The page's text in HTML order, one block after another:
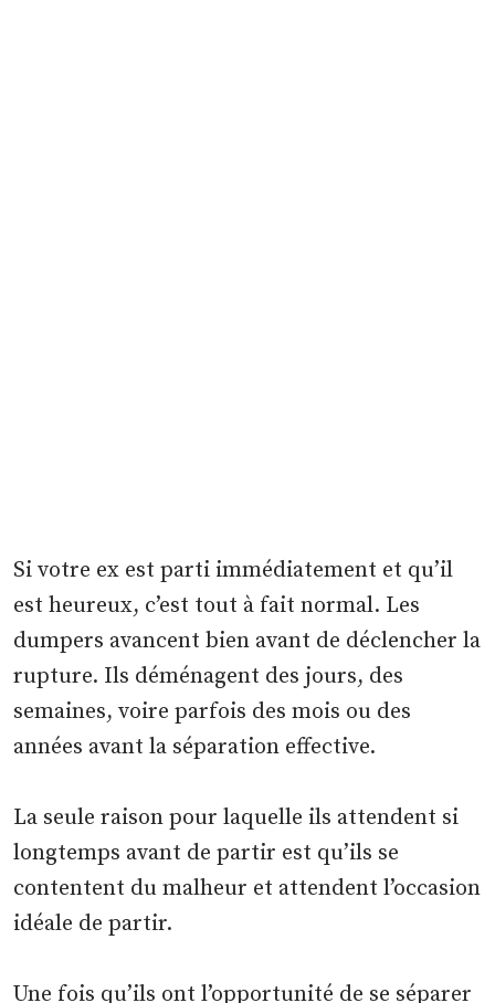
Si votre ex est parti immédiatement et qu’il
est heureux, c’est tout à fait normal. Les
dumpers avancent bien avant de déclencher la
rupture. Ils déménagent des jours, des
semaines, voire parfois des mois ou des
années avant la séparation effective.
La seule raison pour laquelle ils attendent si
longtemps avant de partir est qu’ils se
contentent du malheur et attendent l’occasion
idéale de partir.
Une fois qu’ils ont l’opportunité de se séparer